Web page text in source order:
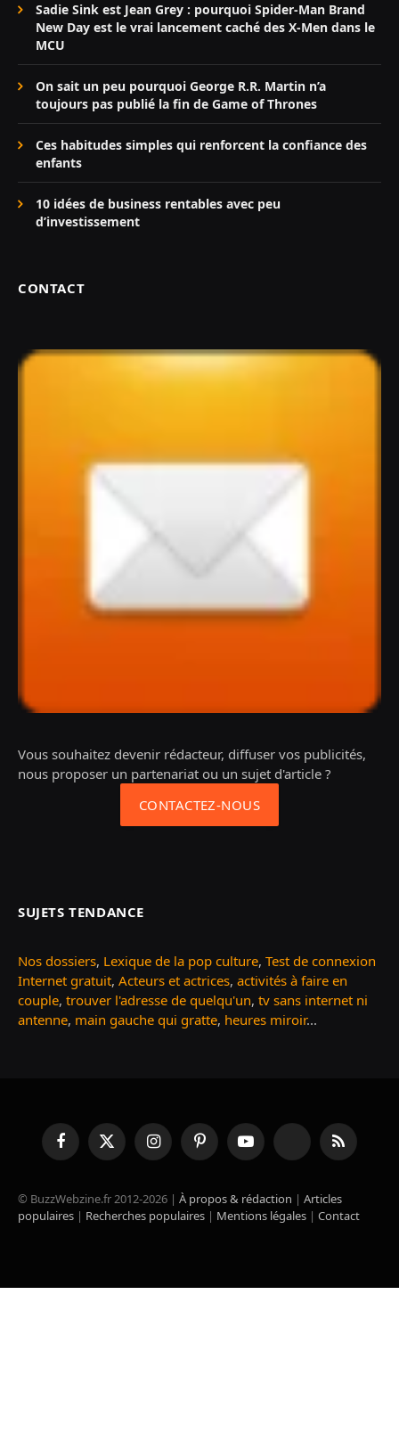
Sadie Sink est Jean Grey : pourquoi Spider-Man Brand
New Day est le vrai lancement caché des X-Men dans le
MCU
On sait un peu pourquoi George R.R. Martin n’a
toujours pas publié la fin de Game of Thrones
Ces habitudes simples qui renforcent la confiance des
enfants
10 idées de business rentables avec peu
d’investissement
CONTACT
Vous souhaitez devenir rédacteur, diffuser vos publicités,
nous proposer un partenariat ou un sujet d'article ?
CONTACTEZ-NOUS
SUJETS TENDANCE
Nos dossiers, Lexique de la pop culture, Test de connexion
Internet gratuit, Acteurs et actrices, activités à faire en
couple, trouver l'adresse de quelqu'un, tv sans internet ni
antenne, main gauche qui gratte, heures miroir...
FacebookX
(Twitter)
InstagramPinterestYouTube TikTok RSS
© BuzzWebzine.fr 2012-2026 | À propos & rédaction | Articles
populaires | Recherches populaires | Mentions légales | Contact